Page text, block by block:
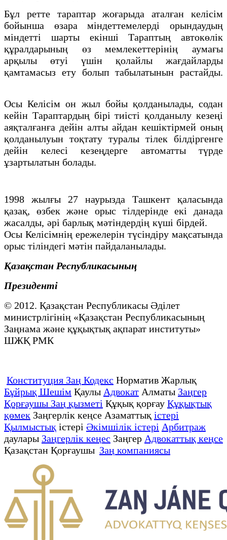
Бұл ретте тараптар жоғарыда аталған келісім
бойынша өзара міндеттемелерді орындаудың
міндетті шарты екінші Тараптың автокөлік
құралдарының өз мемлекеттерінің аумағы
арқылы өтуі үшін қолайлы жағдайларды
қамтамасыз ету болып табылатынын растайды.
Осы Келісім он жыл бойы қолданылады, содан
кейін Тараптардың бірі тиісті қолданылу кезеңі
аяқталғанға дейін алты айдан кешіктірмей оның
қолданылуын тоқтату туралы тілек білдіргенге
дейін келесі кезеңдерге автоматты түрде
ұзартылатын болады.
1998 жылғы 27 наурызда Ташкент қаласында
қазақ, өзбек және орыс тілдерінде екі данада
жасалды, әрі барлық мәтіндердің күші бірдей.
Осы Келісімнің ережелерін түсіндіру мақсатында
орыс тіліндегі мәтін пайдаланылады.
Қазақстан Республикасының
Президенті
© 2012. Қазақстан Республикасы Әділет
министрлігінің «Қазақстан Республикасының
Заңнама және құқықтық ақпарат институты»
ШЖҚ РМК
Конституция Заң Кодекс Норматив Жарлық
Бұйрық Шешім Қаулы Адвокат Алматы Заңгер
Қорғаушы Заң қызметі Құқық қорғау Құқықтық
қөмек Заңгерлік кеңсе Азаматтық істері
Қылмыстық істері Әкімшілік істері Арбитраж
даулары Заңгерлік кеңес Заңгер Адвокаттық кеңсе
Қазақстан Қорғаушы Заң компаниясы